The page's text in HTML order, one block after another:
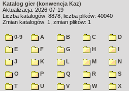
Katalog gier (konwencja Kaz)
Aktualizacja: 2026-07-19
Liczba katalogów: 8878, liczba plików: 40040
Zmian katalogów: 1, zmian plików: 1
0-9 A B C
D
E
F G H
I
J
K L M
N
O
P Q R
S
T
U V W
X